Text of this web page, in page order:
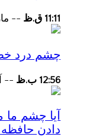
11:11 ق.ظ --
چشم درد
12:56 ب.ظ --
آیا چشم
دادن